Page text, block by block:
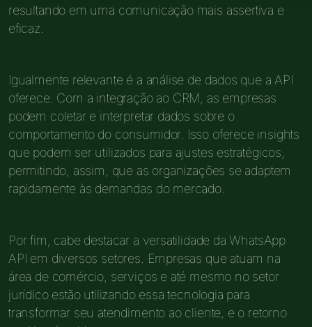
resultando em uma comunicação mais assertiva e
eficaz.
Igualmente relevante é a análise de dados que a API
oferece. Com a integração ao CRM, as empresas
podem coletar e interpretar dados sobre o
comportamento do consumidor. Isso oferece insights
que podem ser utilizados para ajustes estratégicos,
permitindo, assim, que as organizações se adaptem
rapidamente às demandas do mercado.
Por fim, cabe destacar a versatilidade da WhatsApp
API em diversos setores. Empresas que atuam na
área de comércio, serviços e até mesmo no setor
jurídico estão utilizando essa tecnologia para
transformar seu atendimento ao cliente, e o retorno